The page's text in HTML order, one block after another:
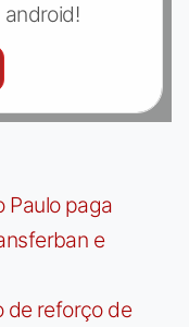
Paulo paga
e
de reforço de